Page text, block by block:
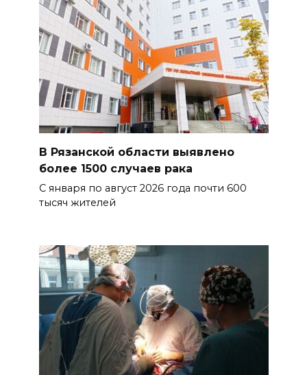
В Рязанской области выявлено
более 1500 случаев рака
С января по август 2026 года почти 600
тысяч жителей